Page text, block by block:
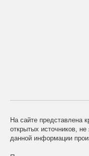
На сайте представлена
открытых источников,
данной информации